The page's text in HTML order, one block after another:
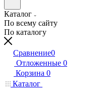
Каталог
По всему сайту
По каталогу
Сравнение0
Отложенные 0
Корзина 0
Каталог